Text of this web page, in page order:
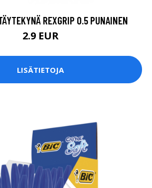
REXGRIP 0.5 PUNAINEN
2.9 EUR
LISÄTIETOJA